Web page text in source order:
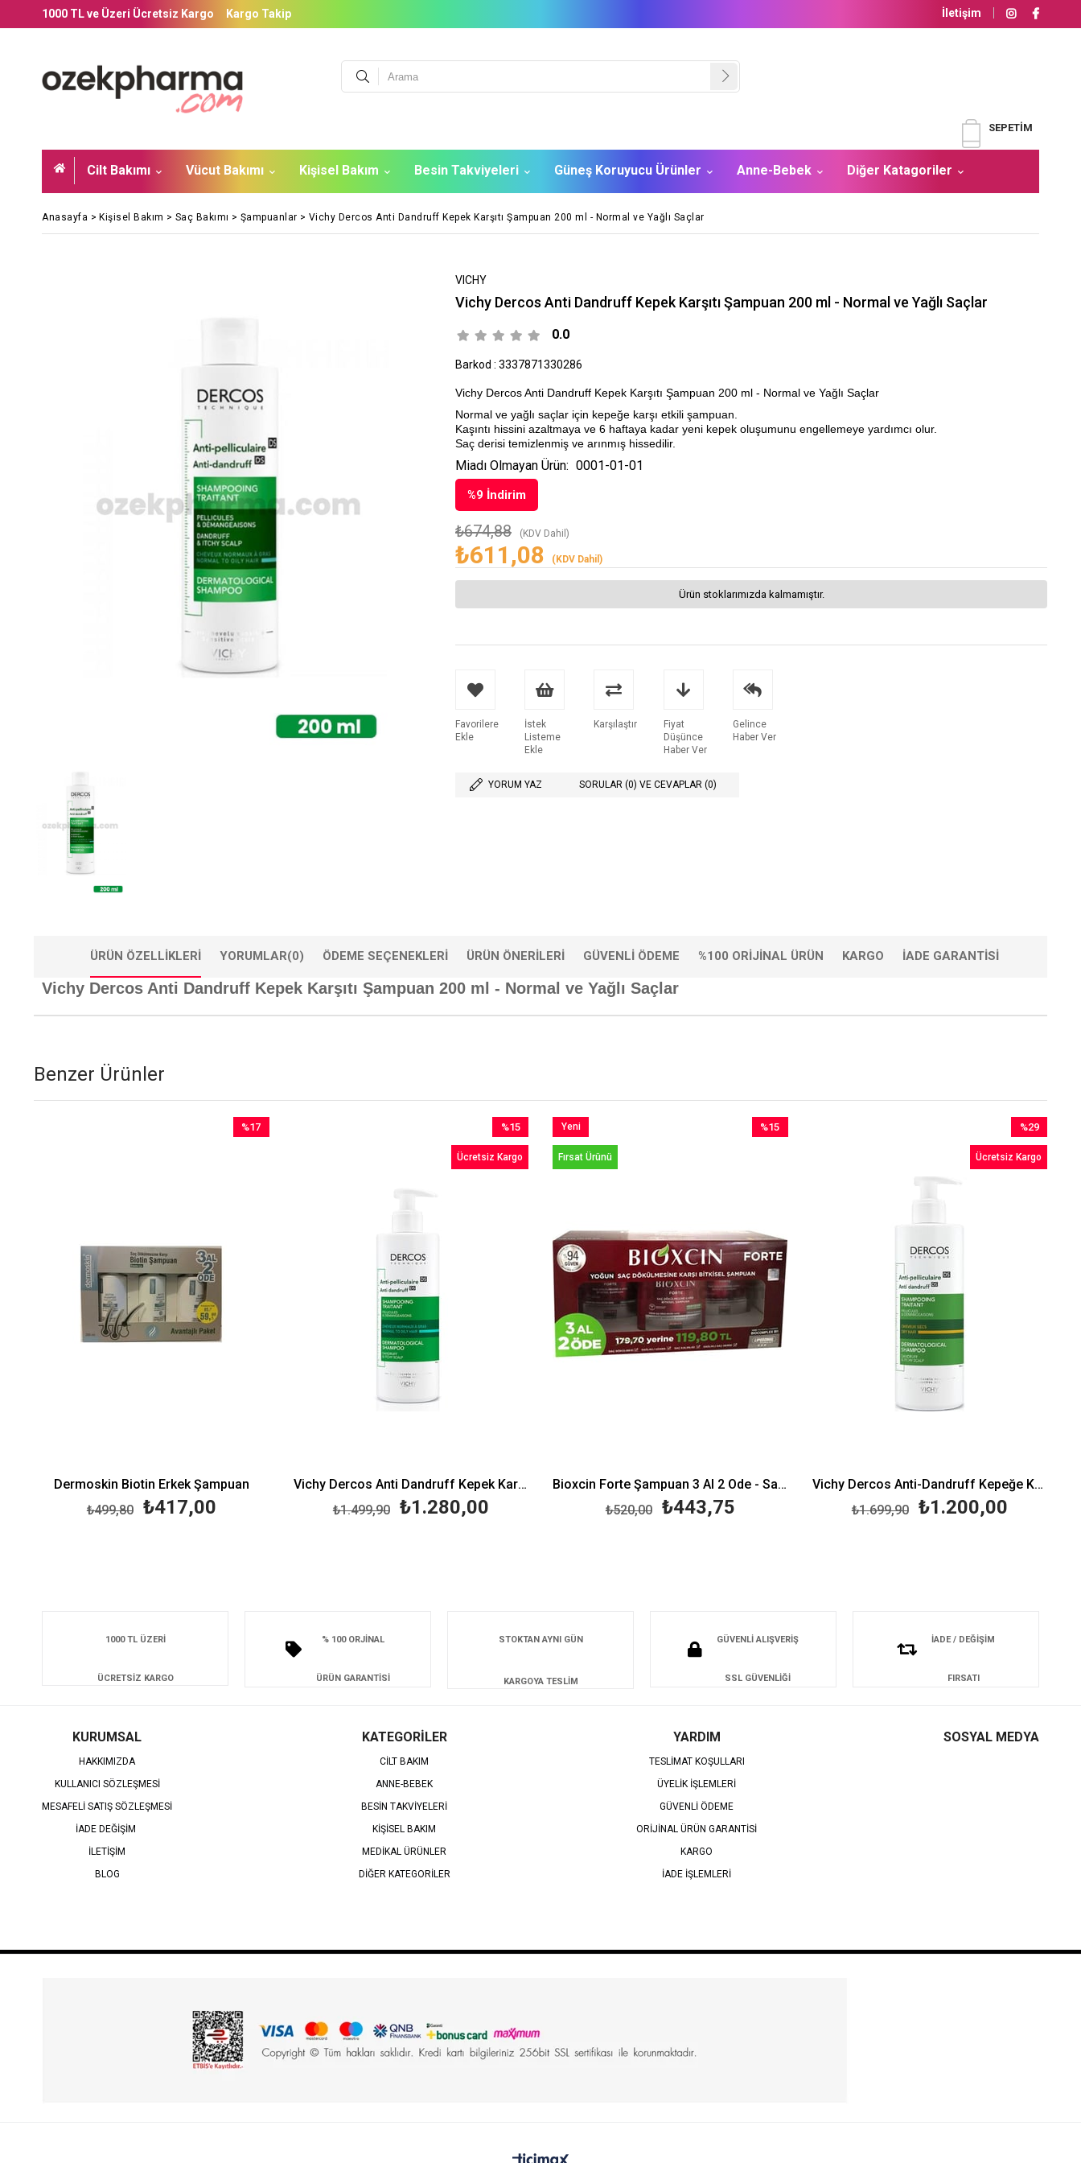
1000 TL ve Üzeri Ücretsiz Kargo Kargo Takip İletişim
SEPETIM
Cilt Bakımı Vücut Bakımı Kişisel Bakım Besin Takviyeleri Güneş Koruyucu Ürünler Anne-Bebek Diğer Katagoriler
Anasayfa > Kişisel Bakım > Saç Bakımı > Şampuanlar > Vichy Dercos Anti Dandruff Kepek Karşıtı Şampuan 200 ml - Normal ve Yağlı Saçlar
VICHY
Vichy Dercos Anti Dandruff Kepek Karşıtı Şampuan 200 ml - Normal ve Yağlı Saçlar
0.0
Barkod : 3337871330286
Vichy Dercos Anti Dandruff Kepek Karşıtı Şampuan 200 ml - Normal ve Yağlı Saçlar
Normal ve yağlı saçlar için kepeğe karşı etkili şampuan.
Kaşıntı hissini azaltmaya ve 6 haftaya kadar yeni kepek oluşumunu engellemeye yardımcı olur.
Saç derisi temizlenmiş ve arınmış hissedilir.
%9 İndirim
₺674,88 (KDV Dahil)
₺611,08 (KDV Dahil)
Miadı Olmayan Ürün: 0001-01-01
Ürün stoklarımızda kalmamıştır.
Favorilere
Ekle
İstek
Listeme
Ekle
Karşılaştır
Fiyat
Düşünce
Haber Ver
Gelince
Haber Ver
YORUM YAZ SORULAR (0) VE CEVAPLAR (0)
ÜRÜN ÖZELLIKLERI YORUMLAR(0) ÖDEME SEÇENEKLERI ÜRÜN ÖNERILERI GÜVENLI ÖDEME %100 ORIJINAL ÜRÜN KARGO İADE GARANTISI
Vichy Dercos Anti Dandruff Kepek Karşıtı Şampuan 200 ml - Normal ve Yağlı Saçlar
Benzer Ürünler
Dermoskin Biotin Erkek Şampuan
₺417,00
₺499,80
%17
Vichy Dercos Anti Dandruff Kepek Karşıtı Şampuan 390 ml - Normal ve Yağlı Saçlar
₺1.280,00
₺1.499,90
%15
İndirim
%15İndirim
Ücretsiz Kargo
Bioxcin Forte Şampuan 3 Al 2 Öde - Saç Dökülmesine Karşı Şampuan
₺443,75
₺520,00
%15
Yeni
Ürün
Fırsat Ürünü
Vichy Dercos Anti-Dandruff Kepeğe Karşı Şampuan 390ml- Kuru Saçlar için
₺1.200,00
₺1.699,90
%29
İndirim
%29İndirim
Ücretsiz Kargo
1000 TL ÜZERİ
ÜCRETSİZ KARGO
% 100 ORJİNAL
ÜRÜN GARANTİSİ
STOKTAN AYNI GÜN
KARGOYA TESLİM
GÜVENLİ ALIŞVERİŞ
SSL GÜVENLİĞİ
İADE / DEĞİŞİM
FIRSATI
KURUMSAL
HAKKIMIZDA
KULLANICI SÖZLEŞMESİ
MESAFELİ SATIŞ SÖZLEŞMESİ
İADE DEĞİŞİM
İLETİŞİM
BLOG
KATEGORİLER
CİLT BAKIM
ANNE-BEBEK
BESİN TAKVİYELERİ
KİŞİSEL BAKIM
MEDİKAL ÜRÜNLER
DİĞER KATEGORİLER
YARDIM
TESLİMAT KOŞULLARI
ÜYELİK İŞLEMLERİ
GÜVENLİ ÖDEME
ORİJİNAL ÜRÜN GARANTİSİ
KARGO
İADE İŞLEMLERİ
SOSYAL MEDYA